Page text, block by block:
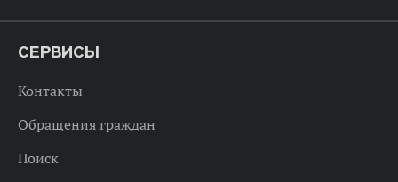
СЕРВИСЫ
Контакты
Обращения граждан
Поиск